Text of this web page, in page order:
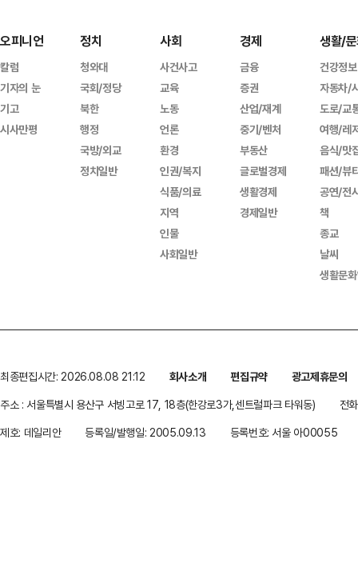
오피니언
칼럼
기자의 눈
기고
시사만평
정치
청와대
국회/정당
북한
행정
국방/외교
정치일반
사회
사건사고
교육
노동
언론
환경
인권/복지
식품/의료
지역
인물
사회일반
경제
금융
증권
산업/재계
중기/벤처
부동산
글로벌경제
생활경제
경제일반
생활/
건강정보
자동차/
도로/교
여행/레
음식/맛
패션/뷰
공연/전
책
종교
날씨
생활문
최종편집시간: 2026.08.08 21:12 회사소개 편집규약
광고제휴문의
주소 : 서울특별시 용산구 서빙고로 17, 18층(한강로3가,센트럴파크 타워동)
전
제호: 데일리안
등록일/발행일: 2005.09.13 등록번호: 서울 아00055